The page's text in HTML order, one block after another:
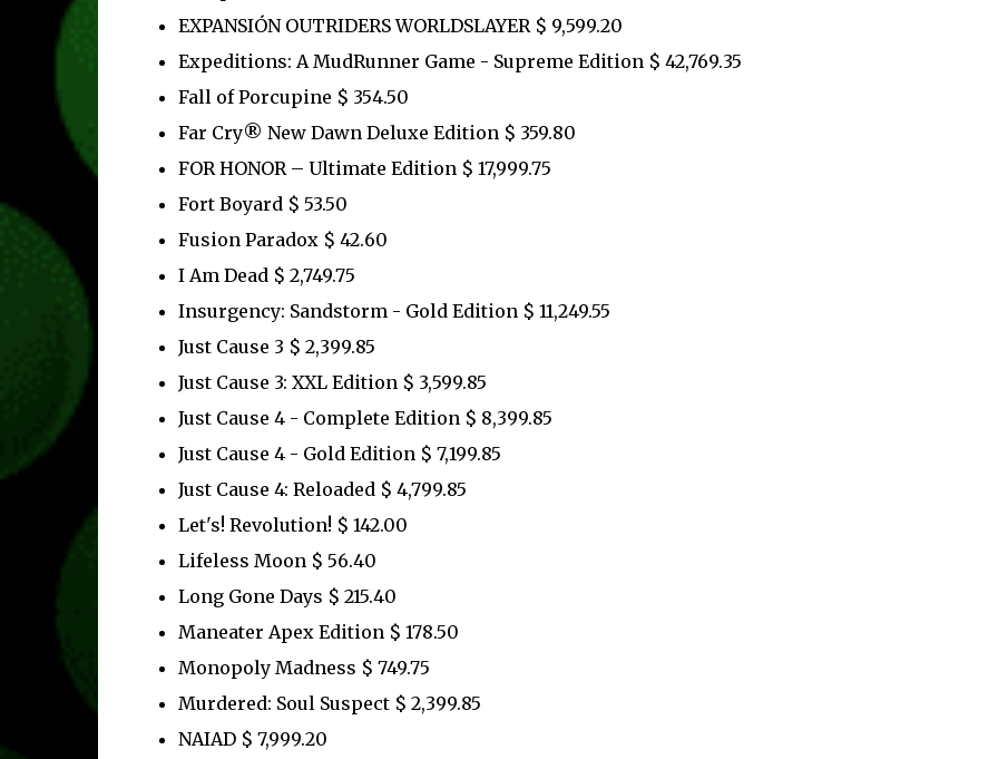
EXPANSIÓN OUTRIDERS WORLDSLAYER $ 9,599.20
Expeditions: A MudRunner Game - Supreme Edition $ 42,769.35
Fall of Porcupine $ 354.50
Far Cry® New Dawn Deluxe Edition $ 359.80
FOR HONOR – Ultimate Edition $ 17,999.75
Fort Boyard $ 53.50
Fusion Paradox $ 42.60
I Am Dead $ 2,749.75
Insurgency: Sandstorm - Gold Edition $ 11,249.55
Just Cause 3 $ 2,399.85
Just Cause 3: XXL Edition $ 3,599.85
Just Cause 4 - Complete Edition $ 8,399.85
Just Cause 4 - Gold Edition $ 7,199.85
Just Cause 4: Reloaded $ 4,799.85
Let's! Revolution! $ 142.00
Lifeless Moon $ 56.40
Long Gone Days $ 215.40
Maneater Apex Edition $ 178.50
Monopoly Madness $ 749.75
Murdered: Soul Suspect $ 2,399.85
NAIAD $ 7,999.20